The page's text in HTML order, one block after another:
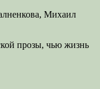
Михаил
прозы, чью жизнь